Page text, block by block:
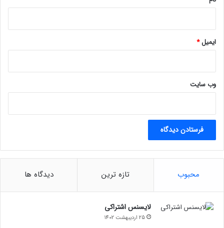
ایمیل*
وب‌ سایت
محبوب تازه ترین دیدگاه ها
لایسنس اشتراکی
25 اردیبهشت 1402